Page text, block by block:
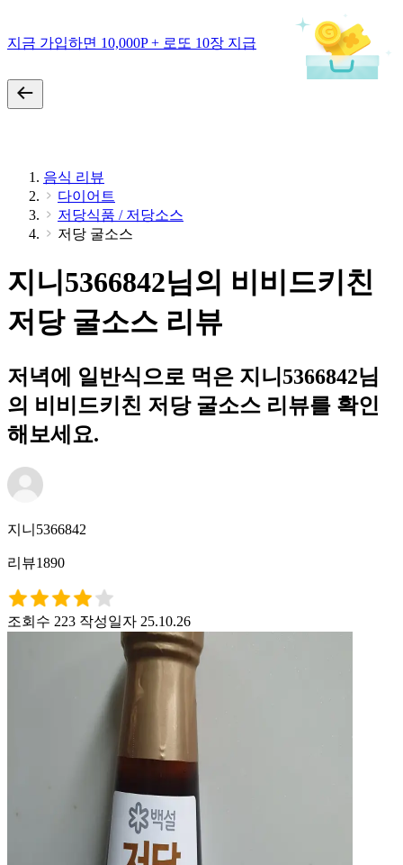
지금 가입하면 10,000P + 로또 10장 지급
음식 리뷰
다이어트
저당식품 / 저당소스
저당 굴소스
지니5366842님의 비비드키친
저당 굴소스 리뷰
저녁에 일반식으로 먹은 지니5366842님
의 비비드키친 저당 굴소스 리뷰를 확인
해보세요.
지니5366842
리뷰1890
조회수 223 작성일자 25.10.26